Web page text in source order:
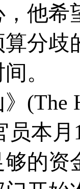
他
分
。
员本
的资